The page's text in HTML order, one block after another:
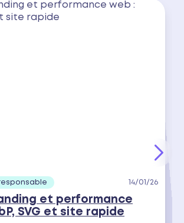
14/01/26
et performance
SVG et site rapide